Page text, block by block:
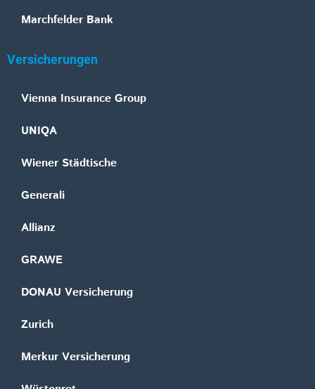
Marchfelder Bank
Versicherungen
Vienna Insurance Group
UNIQA
Wiener Städtische
Generali
Allianz
GRAWE
DONAU Versicherung
Zurich
Merkur Versicherung